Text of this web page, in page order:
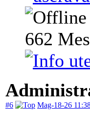
662
#6 Mag-18-26